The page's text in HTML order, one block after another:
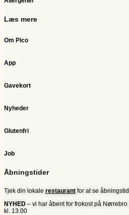
Læs mere
Om Pico
App
Gavekort
Nyheder
Glutenfri
Job
Åbningstider
Tjek din lokale restaurant for at se
NYHED – vi har åbent for frokost på
kl. 13.00